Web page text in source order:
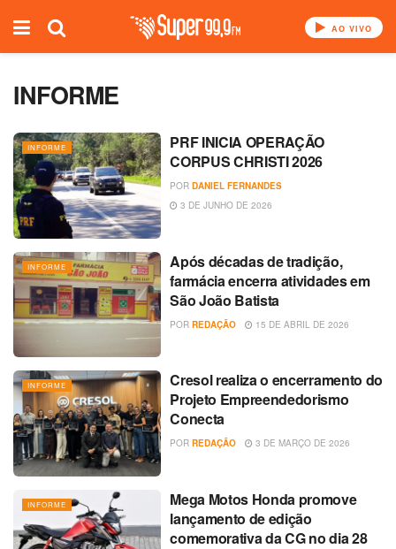
AO VIVO
INFORME
INFORME
PRF INICIA OPERAÇÃO
CORPUS CHRISTI 2026
POR DANIEL FERNANDES
3 DE JUNHO DE 2026
INFORME
Após décadas de tradição,
farmácia encerra atividades em
São João Batista
POR REDAÇÃO 15 DE ABRIL DE 2026
INFORME
Cresol realiza o encerramento do
Projeto Empreendedorismo
Conecta
POR REDAÇÃO 3 DE MARÇO DE 2026
INFORME
Mega Motos Honda promove
lançamento de edição
comemorativa da CG no dia 28